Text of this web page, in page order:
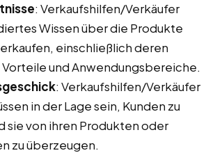
: Verkaufshilfen/Verkäufer
Wissen über die Produkte
einschließlich deren
und Anwendungsbereiche.
: Verkaufshilfen/Verkäufer
in der Lage sein, Kunden zu
sie von ihren Produkten oder
zu überzeugen.